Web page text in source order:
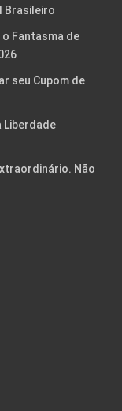
Brasileiro
Fantasma de
seu Cupom de
Liberdade
Não